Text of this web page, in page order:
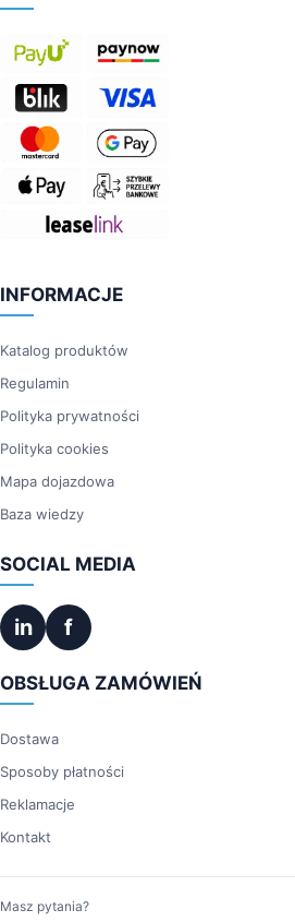
INFORMACJE
Katalog produktów
Regulamin
Polityka prywatności
Polityka cookies
Mapa dojazdowa
Baza wiedzy
SOCIAL MEDIA
in f
OBSŁUGA ZAMÓWIEŃ
Dostawa
Sposoby płatności
Reklamacje
Kontakt
Masz pytania?